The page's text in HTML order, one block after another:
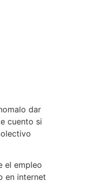
dar
cuento si
el empleo
en internet